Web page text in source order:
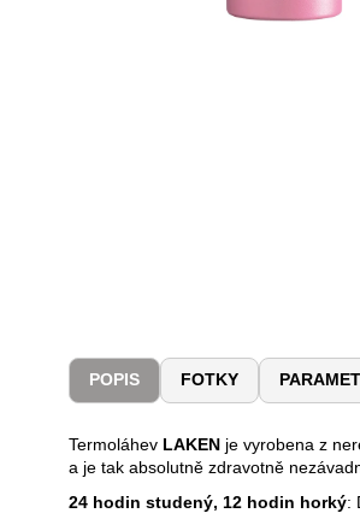
POPIS FOTKY
Termoláhev LAKEN je vyrobena z
a je tak absolutně zdravotně
24 hodin studený, 12 hodin horký: